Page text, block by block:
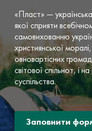
«Пласт» —
якої сприяти
самовихованню
християнської
овновартісних
світової спільнот, і
суспільства.
Заповнити